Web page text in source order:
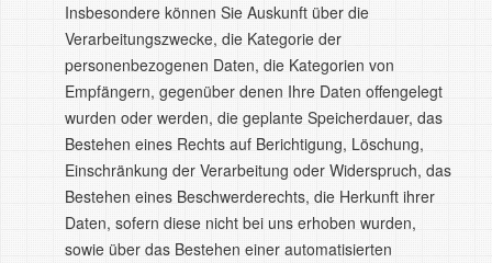
Insbesondere können Sie Auskunft über die
Verarbeitungszwecke, die Kategorie der
personenbezogenen Daten, die Kategorien von
Empfängern, gegenüber denen Ihre Daten offengelegt
wurden oder werden, die geplante Speicherdauer, das
Bestehen eines Rechts auf Berichtigung, Löschung,
Einschränkung der Verarbeitung oder Widerspruch, das
Bestehen eines Beschwerderechts, die Herkunft ihrer
Daten, sofern diese nicht bei uns erhoben wurden,
sowie über das Bestehen einer automatisierten